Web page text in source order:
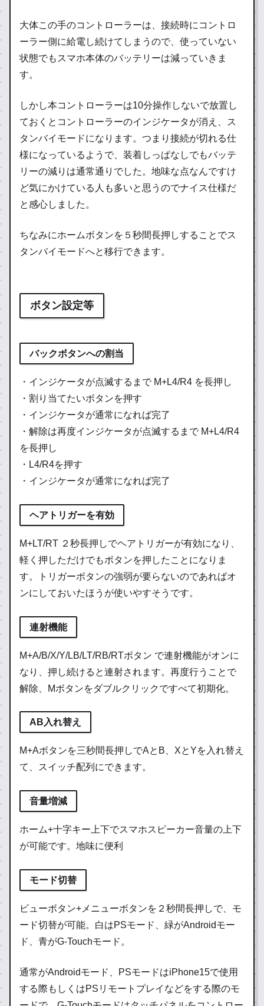
大体この手のコントローラーは、接続時にコントロ
ーラー側に給電し続けてしまうので、使っていない
状態でもスマホ本体のバッテリーは減っていきま
す。
しかし本コントローラーは10分操作しないで放置し
ておくとコントローラーのインジケータが消え、ス
タンバイモードになります。つまり接続が切れる仕
様になっているようで、装着しっぱなしでもバッテ
リーの減りは通常通りでした。地味な点なんですけ
ど気にかけている人も多いと思うのでナイス仕様だ
と感心しました。
ちなみにホームボタンを５秒間長押しすることでス
タンバイモードへと移行できます。
ボタン設定等
バックボタンへの割当
・インジケータが点滅するまで M+L4/R4 を長押し
・割り当てたいボタンを押す
・インジケータが通常になれば完了
・解除は再度インジケータが点滅するまで M+L4/R4
を長押し
・L4/R4を押す
・インジケータが通常になれば完了
ヘアトリガーを有効
M+LT/RT ２秒長押しでヘアトリガーが有効になり、
軽く押しただけでもボタンを押したことになりま
す。トリガーボタンの強弱が要らないのであればオ
ンにしておいたほうが使いやすそうです。
連射機能
M+A/B/X/Y/LB/LT/RB/RTボタン で連射機能がオンに
なり、押し続けると連射されます。再度行うことで
解除、Mボタンをダブルクリックですべて初期化。
AB入れ替え
M+Aボタンを三秒間長押しでAとB、XとYを入れ替え
て、スイッチ配列にできます。
音量増減
ホーム+十字キー上下でスマホスピーカー音量の上下
が可能です。地味に便利
モード切替
ビューボタン+メニューボタンを２秒間長押しで、モ
ード切替が可能。白はPSモード、緑がAndroidモー
ド、青がG-Touchモード。
通常がAndroidモード、PSモードはiPhone15で使用
する際もしくはPSリモートプレイなどをする際のモ